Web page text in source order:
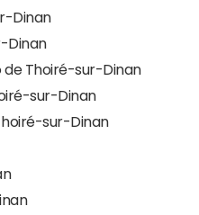
Dinan
Dinan
Thoiré-sur-Dinan
sur-Dinan
sur-Dinan